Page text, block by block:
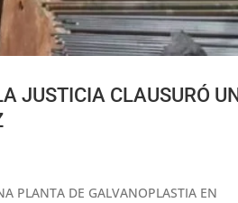
JUSTICIA CLAUSURÓ
PLANTA DE GALVANOPLASTIA EN